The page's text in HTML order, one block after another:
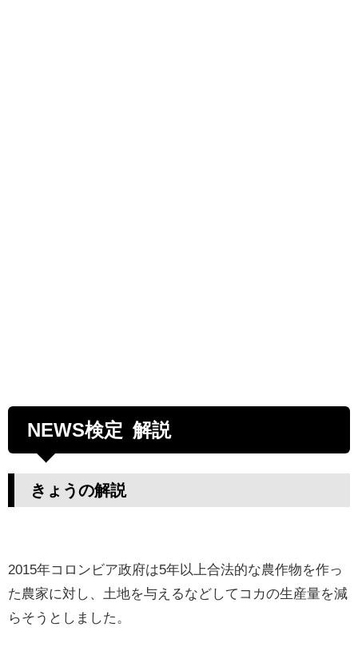
NEWS検定 解説
きょうの解説
2015年コロンビア政府は5年以上合法的な農作物を作っ
た農家に対し、土地を与えるなどしてコカの生産量を減
らそうとしました。